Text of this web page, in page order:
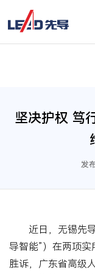
坚决护权 笃
发
近日，无锡先
导智能”）在两项
胜诉，广东省高级